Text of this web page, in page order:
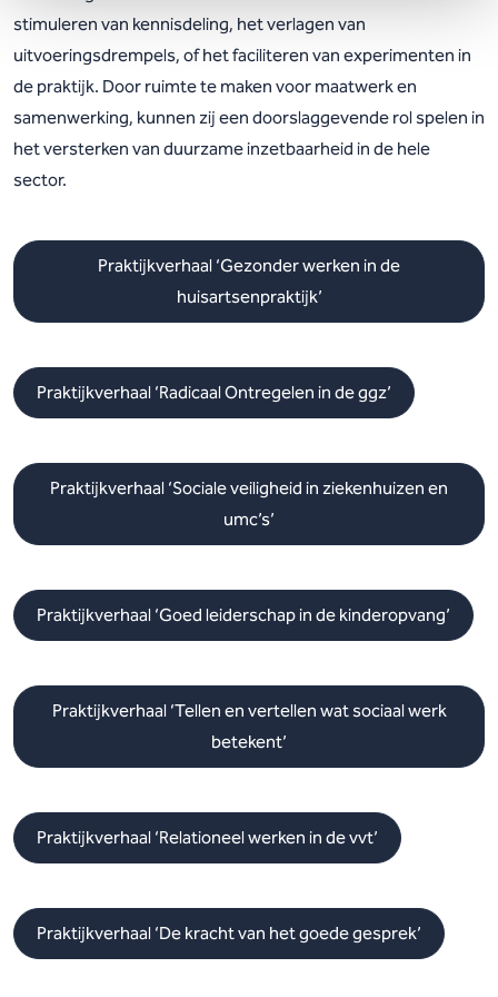
stimuleren van kennisdeling, het verlagen van
uitvoeringsdrempels, of het faciliteren van experimenten in
de praktijk. Door ruimte te maken voor maatwerk en
samenwerking, kunnen zij een doorslaggevende rol spelen in
het versterken van duurzame inzetbaarheid in de hele
sector.
Praktijkverhaal ‘Gezonder werken in de
huisartsenpraktijk’
Praktijkverhaal ‘Radicaal Ontregelen in de ggz’
Praktijkverhaal ‘Sociale veiligheid in ziekenhuizen en
umc’s’
Praktijkverhaal ‘Goed leiderschap in de kinderopvang’
Praktijkverhaal ‘Tellen en vertellen wat sociaal werk
betekent’
Praktijkverhaal ‘Relationeel werken in de vvt’
Praktijkverhaal ‘De kracht van het goede gesprek’